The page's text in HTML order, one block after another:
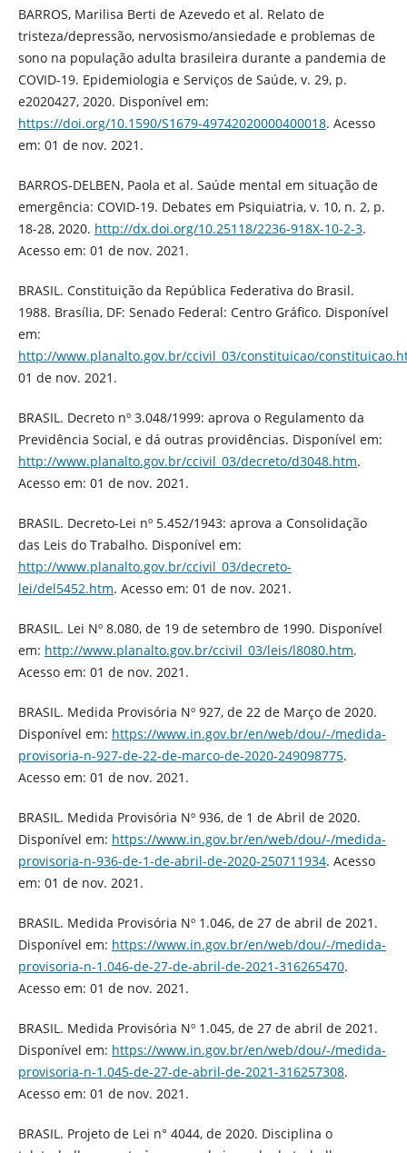
BARROS, Marilisa Berti de Azevedo et al. Relato de
tristeza/depressão, nervosismo/ansiedade e problemas de
sono na população adulta brasileira durante a pandemia de
COVID-19. Epidemiologia e Serviços de Saúde, v. 29, p.
e2020427, 2020. Disponível em:
https://doi.org/10.1590/S1679-49742020000400018. Acesso
em: 01 de nov. 2021.
BARROS-DELBEN, Paola et al. Saúde mental em situação de
emergência: COVID-19. Debates em Psiquiatria, v. 10, n. 2, p.
18-28, 2020. http://dx.doi.org/10.25118/2236-918X-10-2-3.
Acesso em: 01 de nov. 2021.
BRASIL. Constituição da República Federativa do Brasil.
1988. Brasília, DF: Senado Federal: Centro Gráfico. Disponível
em:
http://www.planalto.gov.br/ccivil_03/constituicao/
01 de nov. 2021.
BRASIL. Decreto nº 3.048/1999: aprova o Regulamento da
Previdência Social, e dá outras providências. Disponível em:
http://www.planalto.gov.br/ccivil_03/decreto/d3048.htm.
Acesso em: 01 de nov. 2021.
BRASIL. Decreto-Lei nº 5.452/1943: aprova a Consolidação
das Leis do Trabalho. Disponível em:
http://www.planalto.gov.br/ccivil_03/decreto-
lei/del5452.htm. Acesso em: 01 de nov. 2021.
BRASIL. Lei Nº 8.080, de 19 de setembro de 1990. Disponível
em: http://www.planalto.gov.br/ccivil_03/leis/l8080.htm.
Acesso em: 01 de nov. 2021.
BRASIL. Medida Provisória Nº 927, de 22 de Março de 2020.
Disponível em: https://www.in.gov.br/en/web/dou/-/medida-
provisoria-n-927-de-22-de-marco-de-2020-249098775.
Acesso em: 01 de nov. 2021.
BRASIL. Medida Provisória Nº 936, de 1 de Abril de 2020.
Disponível em: https://www.in.gov.br/en/web/dou/-/medida-
provisoria-n-936-de-1-de-abril-de-2020-250711934. Acesso
em: 01 de nov. 2021.
BRASIL. Medida Provisória Nº 1.046, de 27 de abril de 2021.
Disponível em: https://www.in.gov.br/en/web/dou/-/medida-
provisoria-n-1.046-de-27-de-abril-de-2021-316265470.
Acesso em: 01 de nov. 2021.
BRASIL. Medida Provisória Nº 1.045, de 27 de abril de 2021.
Disponível em: https://www.in.gov.br/en/web/dou/-/medida-
provisoria-n-1.045-de-27-de-abril-de-2021-316257308.
Acesso em: 01 de nov. 2021.
BRASIL. Projeto de Lei n° 4044, de 2020. Disciplina o